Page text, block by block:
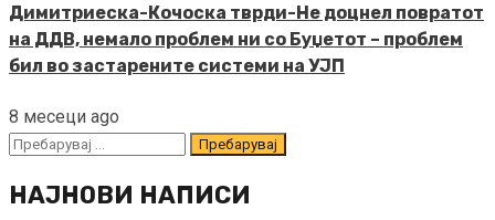
Димитриеска-Кочоска тврди-Не доцнел повратот
на ДДВ, немало проблем ни со Буџетот – проблем
бил во застарените системи на УЈП
8 месеци ago
Пребарувај
НАЈНОВИ НАПИСИ